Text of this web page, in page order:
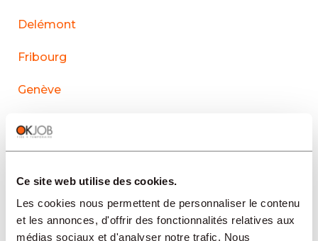
Ce site web utilise des cookies.
Les cookies nous permettent de personnaliser le contenu
et les annonces, d'offrir des fonctionnalités relatives aux
médias sociaux et d'analyser notre trafic. Nous
Delémont
Fribourg
Genève
La Chaux-de-Fonds
Lausanne
Le Sentier
Neuchâtel